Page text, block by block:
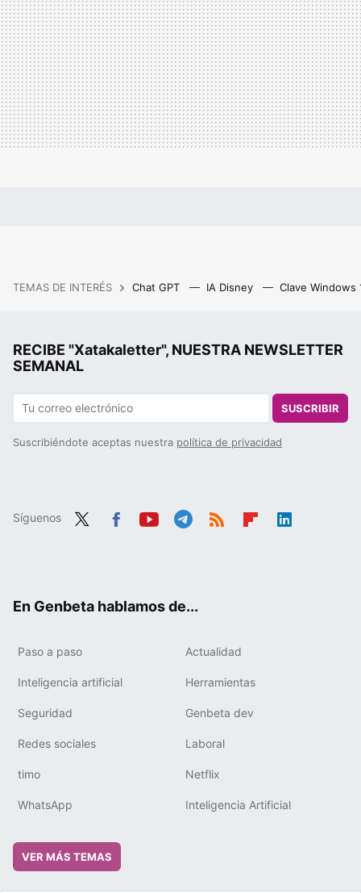
TEMAS DE INTERÉS Chat GPT IA Disney Clave Windows
RECIBE "Xatakaletter", NUESTRA NEWSLETTER
SEMANAL
SUSCRIBIR
Suscribiéndote aceptas nuestra política de privacidad
Síguenos
En Genbeta hablamos de...
Paso a paso Actualidad
Inteligencia artificial Herramientas
Seguridad Genbeta dev
Redes sociales Laboral
timo Netflix
WhatsApp Inteligencia Artificial
VER MÁS TEMAS